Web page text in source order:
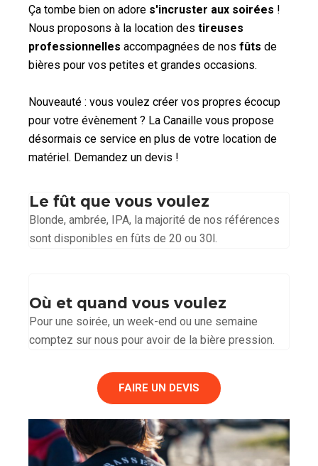
Ça tombe bien on adore s'incruster aux soirées !
Nous proposons à la location des tireuses
professionnelles accompagnées de nos fûts de
bières pour vos petites et grandes occasions.
Nouveauté : vous voulez créer vos propres écocup
pour votre évènement ? La Canaille vous propose
désormais ce service en plus de votre location de
matériel. Demandez un devis !
Le fût que vous voulez
Blonde, ambrée, IPA, la majorité de nos références
sont disponibles en fûts de 20 ou 30l.
Où et quand vous voulez
Pour une soirée, un week-end ou une semaine
comptez sur nous pour avoir de la bière pression.
FAIRE UN DEVIS